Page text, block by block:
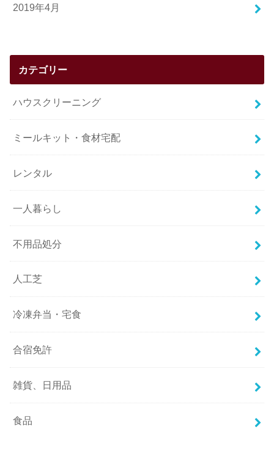
2019年4月
カテゴリー
ハウスクリーニング
ミールキット・食材宅配
レンタル
一人暮らし
不用品処分
人工芝
冷凍弁当・宅食
合宿免許
雑貨、日用品
食品